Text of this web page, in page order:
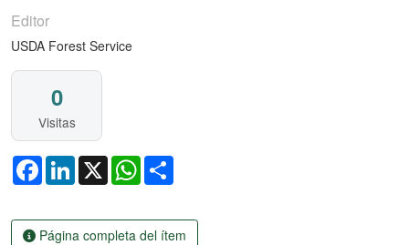
Editor
USDA Forest Service
0
Visitas
FacebookLinkedIn
X WhatsApp
Página completa del ítem